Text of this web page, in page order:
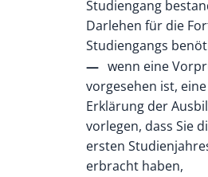
Studiengang
Darlehen für die
Studiengangs
wenn eine
vorgesehen ist,
Erklärung der
vorlegen, dass Sie
ersten
erbracht haben,